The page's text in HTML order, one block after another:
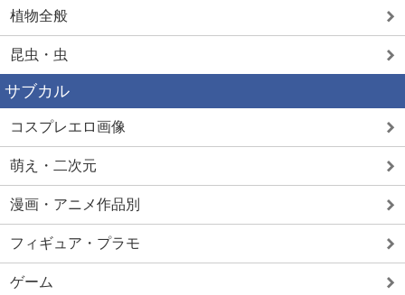
植物全般
昆虫・虫
サブカル
コスプレエロ画像
萌え・二次元
漫画・アニメ作品別
フィギュア・プラモ
ゲーム